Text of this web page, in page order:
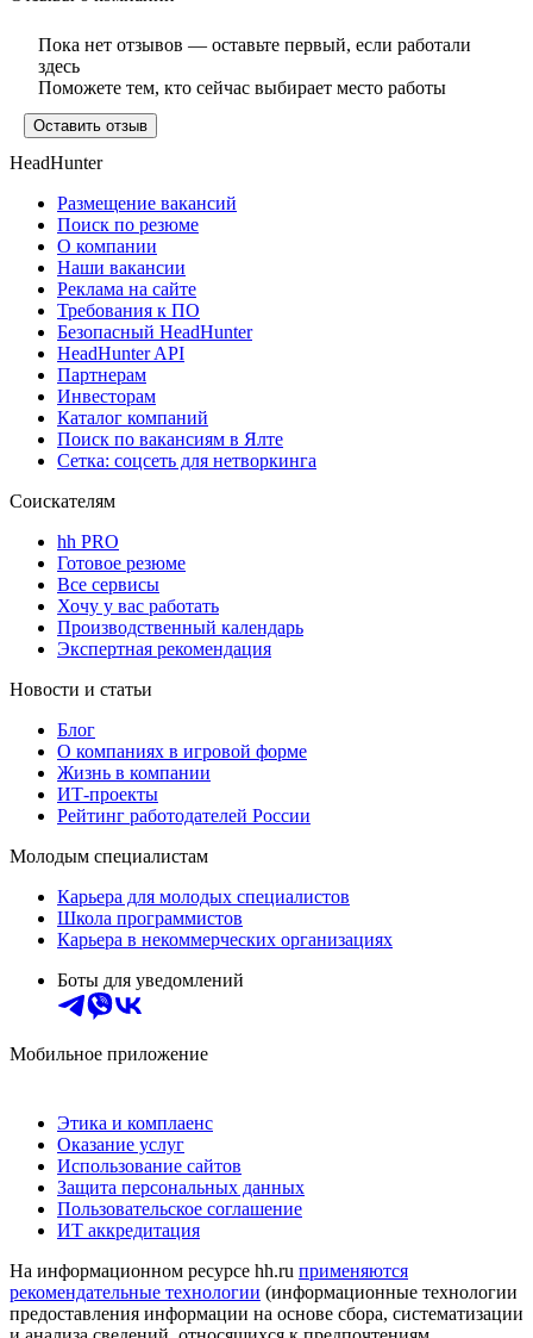
Пока нет отзывов — оставьте первый, если работали
здесь
Поможете тем, кто сейчас выбирает место работы
Оставить отзыв
HeadHunter
Размещение вакансий
Поиск по резюме
О компании
Наши вакансии
Реклама на сайте
Требования к ПО
Безопасный HeadHunter
HeadHunter API
Партнерам
Инвесторам
Каталог компаний
Поиск по вакансиям в Ялте
Сетка: соцсеть для нетворкинга
Соискателям
hh PRO
Готовое резюме
Все сервисы
Хочу у вас работать
Производственный календарь
Экспертная рекомендация
Новости и статьи
Блог
О компаниях в игровой форме
Жизнь в компании
ИТ-проекты
Рейтинг работодателей России
Молодым специалистам
Карьера для молодых специалистов
Школа программистов
Карьера в некоммерческих организациях
Боты для уведомлений
Мобильное приложение
Этика и комплаенс
Оказание услуг
Использование сайтов
Защита персональных данных
Пользовательское соглашение
ИТ аккредитация
На информационном ресурсе hh.ru применяются
рекомендательные технологии (информационные технологии
предоставления информации на основе сбора, систематизации